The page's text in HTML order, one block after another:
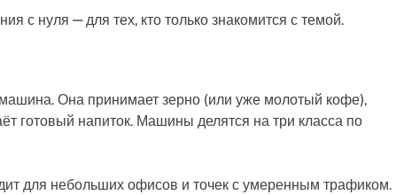
с нуля — для тех, кто только знакомится с темой.
Она принимает зерно (или уже молотый кофе),
готовый напиток. Машины делятся на три класса по
для небольших офисов и точек с умеренным трафиком.